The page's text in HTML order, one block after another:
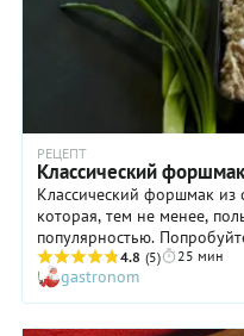
РЕЦЕПТ
Классический
Классический форшмак из
которая, тем не менее,
популярностью.
и вы увидите, что она
кажется очень странным,
форшмака: в него входят
мякиш пшеничного хлеба,
4.8 (5) 25 мин
gastronom